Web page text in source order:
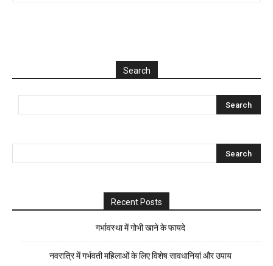
Search
Recent Posts
गर्भावस्था में गोभी खाने के फायदे
नवरात्रि में गर्भवती महिलाओं के लिए विशेष सावधानियां और उपाय